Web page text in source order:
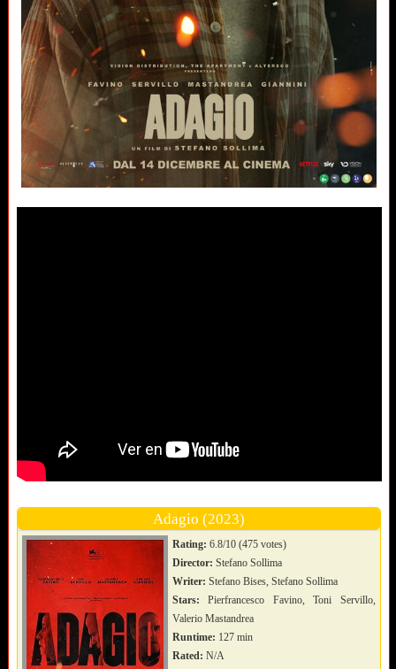
Adagio (2023)
Rating: 6.8/10 (475 votes)
Director: Stefano Sollima
Writer: Stefano Bises, Stefano Sollima
Stars: Pierfrancesco Favino, Toni Servillo,
Valerio Mastandrea
Runtime: 127 min
Rated: N/A